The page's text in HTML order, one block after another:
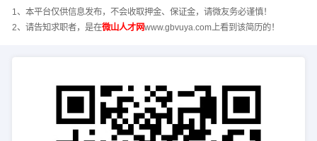
1、本平台仅供信息发布，不会收取押金、保证金，请微友务必谨慎！
2、请告知求职者，是在微山人才网www.gbvuya.com上看到该简历的！